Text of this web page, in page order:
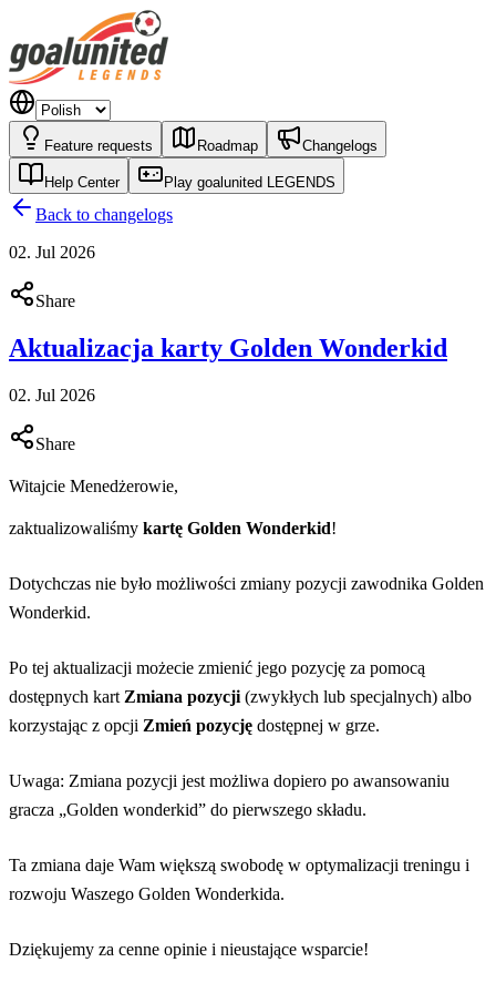
Feature requests Roadmap Changelogs
Help Center Play goalunited LEGENDS
Back to changelogs
02. Jul 2026
Share
Aktualizacja karty Golden Wonderkid
02. Jul 2026
Share
Witajcie Menedżerowie,
zaktualizowaliśmy kartę Golden Wonderkid!
Dotychczas nie było możliwości zmiany pozycji zawodnika Golden
Wonderkid.
Po tej aktualizacji możecie zmienić jego pozycję za pomocą
dostępnych kart Zmiana pozycji (zwykłych lub specjalnych) albo
korzystając z opcji Zmień pozycję dostępnej w grze.
Uwaga: Zmiana pozycji jest możliwa dopiero po awansowaniu
gracza „Golden wonderkid” do pierwszego składu.
Ta zmiana daje Wam większą swobodę w optymalizacji treningu i
rozwoju Waszego Golden Wonderkida.
Dziękujemy za cenne opinie i nieustające wsparcie!